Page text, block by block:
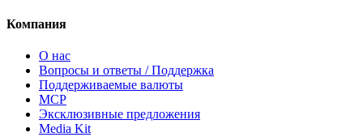
Компания
О нас
Вопросы и ответы / Поддержка
Поддерживаемые валюты
MCP
Эксклюзивные предложения
Media Kit